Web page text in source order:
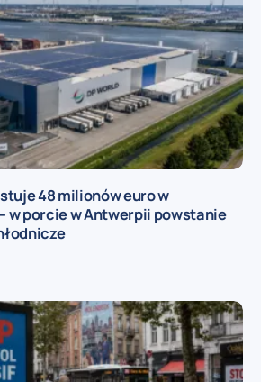
48 milionów euro w
w porcie w Antwerpii powstanie